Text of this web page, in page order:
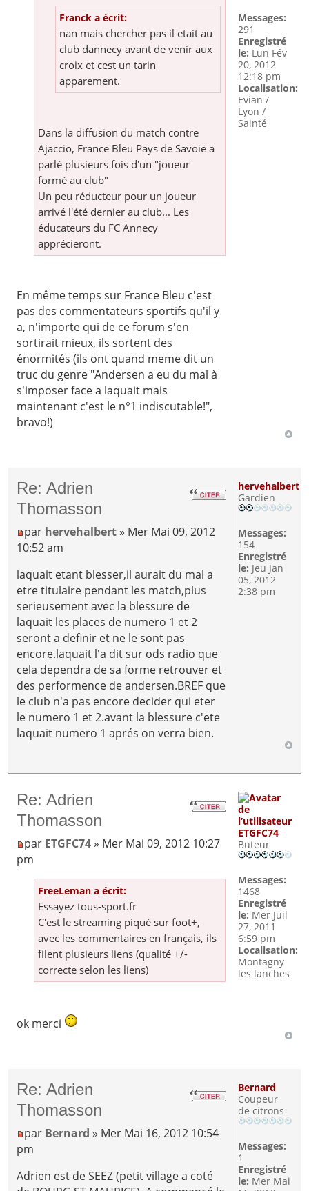
Franck a écrit:
nan mais chercher pas il etait au
club dannecy avant de venir aux
croix et cest un tarin
apparement.
Dans la diffusion du match contre
Ajaccio, France Bleu Pays de Savoie a
parlé plusieurs fois d'un "joueur
formé au club"
Un peu réducteur pour un joueur
arrivé l'été dernier au club... Les
éducateurs du FC Annecy
apprécieront.
En même temps sur France Bleu c'est
pas des commentateurs sportifs qu'il y
a, n'importe qui de ce forum s'en
sortirait mieux, ils sortent des
énormités (ils ont quand meme dit un
truc du genre "Andersen a eu du mal à
s'imposer face a laquait mais
maintenant c'est le n°1 indiscutable!",
bravo!)
Messages:
291
Enregistré
le: Lun Fév
20, 2012
12:18 pm
Localisation:
Evian /
Lyon /
Sainté
Re: Adrien
Thomasson
par hervehalbert » Mer Mai 09, 2012
10:52 am
laquait etant blesser,il aurait du mal a
etre titulaire pendant les match,plus
serieusement avec la blessure de
laquait les places de numero 1 et 2
seront a definir et ne le sont pas
encore.laquait l'a dit sur ods radio que
cela dependra de sa forme retrouver et
des performence de andersen.BREF que
le club n'a pas encore decider qui eter
le numero 1 et 2.avant la blessure c'ete
laquait numero 1 aprés on verra bien.
hervehalbert
Gardien
Messages:
154
Enregistré
le: Jeu Jan
05, 2012
2:38 pm
Re: Adrien
Thomasson
par ETGFC74» Mer Mai 09, 2012 10:27
pm
FreeLeman a écrit:
Essayez tous-sport.fr
C'est le streaming piqué sur foot+,
avec les commentaires en français, ils
filent plusieurs liens (qualité +/-
correcte selon les liens)
ok merci
ETGFC74
Buteur
Messages:
1468
Enregistré
le: Mer Juil
27, 2011
6:59 pm
Localisation:
Montagny
les lanches
Re: Adrien
Thomasson
par Bernard » Mer Mai 16, 2012 10:54
pm
Adrien est de SEEZ (petit village a coté
Bernard
Coupeur
de citrons
Messages:
1
Enregistré
le: Mer Mai